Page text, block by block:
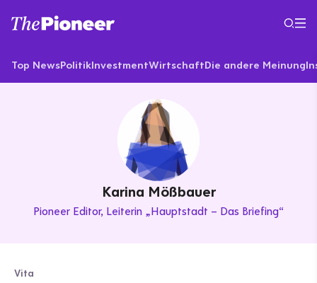
Top NewsPolitikInvestmentWirtschaftDie andere Meinung
Karina Mößbauer
Pioneer Editor Leiterin „Hauptstadt – Das Briefing“
Vita